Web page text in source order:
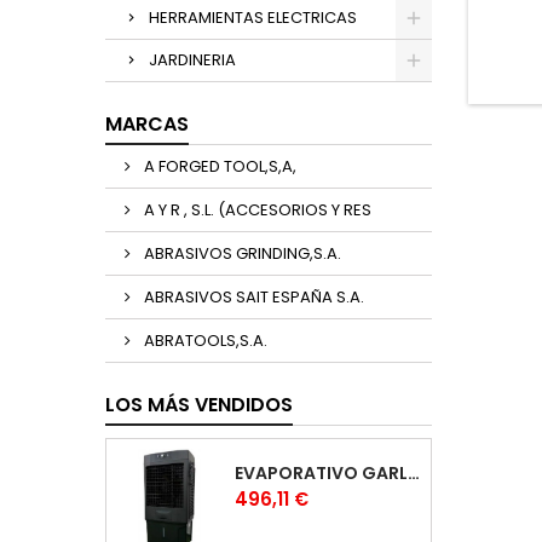
HERRAMIENTAS ELECTRICAS
JARDINERIA
MARCAS
A FORGED TOOL,S,A,
A Y R , S.L. (ACCESORIOS Y RES
ABRASIVOS GRINDING,S.A.
ABRASIVOS SAIT ESPAÑA S.A.
ABRATOOLS,S.A.
LOS MÁS VENDIDOS
EVAPORATIVO GARLAND COOL 1530
Precio
496,11 €